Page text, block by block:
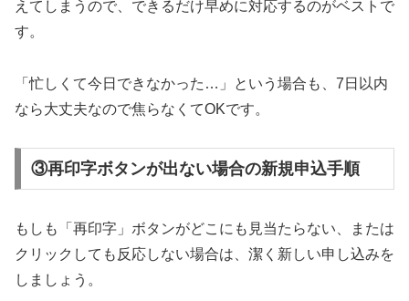
えてしまうので、できるだけ早めに対応するのがベストで
す。
「忙しくて今日できなかった…」という場合も、7日以内
なら大丈夫なので焦らなくてOKです。
③再印字ボタンが出ない場合の新規申込手順
もしも「再印字」ボタンがどこにも見当たらない、または
クリックしても反応しない場合は、潔く新しい申し込みを
しましょう。